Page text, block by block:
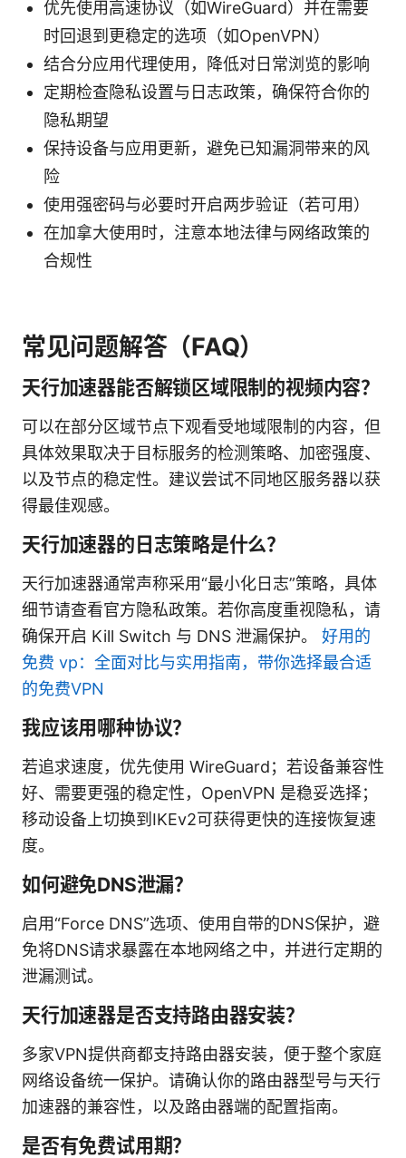
优先使用高速协议（如WireGuard）并在需要
时回退到更稳定的选项（如OpenVPN）
结合分应用代理使用，降低对日常浏览的影响
定期检查隐私设置与日志政策，确保符合你的
隐私期望
保持设备与应用更新，避免已知漏洞带来的风
险
使用强密码与必要时开启两步验证（若可用）
在加拿大使用时，注意本地法律与网络政策的
合规性
常见问题解答（FAQ）
天行加速器能否解锁区域限制的视频内容？
可以在部分区域节点下观看受地域限制的内容，但
具体效果取决于目标服务的检测策略、加密强度、
以及节点的稳定性。建议尝试不同地区服务器以获
得最佳观感。
天行加速器的日志策略是什么？
天行加速器通常声称采用“最小化日志”策略，具体
细节请查看官方隐私政策。若你高度重视隐私，请
确保开启 Kill Switch 与 DNS 泄漏保护。 好用的
免费 vp：全面对比与实用指南，带你选择最合适
的免费VPN
我应该用哪种协议？
若追求速度，优先使用 WireGuard；若设备兼容性
好、需要更强的稳定性，OpenVPN 是稳妥选择；
移动设备上切换到IKEv2可获得更快的连接恢复速
度。
如何避免DNS泄漏？
启用“Force DNS”选项、使用自带的DNS保护，避
免将DNS请求暴露在本地网络之中，并进行定期的
泄漏测试。
天行加速器是否支持路由器安装？
多家VPN提供商都支持路由器安装，便于整个家庭
网络设备统一保护。请确认你的路由器型号与天行
加速器的兼容性，以及路由器端的配置指南。
是否有免费试用期？